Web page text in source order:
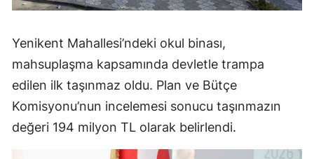
Yenikent Mahallesi’ndeki okul binası,
mahsuplaşma kapsamında devletle trampa
edilen ilk taşınmaz oldu. Plan ve Bütçe
Komisyonu’nun incelemesi sonucu taşınmazın
değeri 194 milyon TL olarak belirlendi.